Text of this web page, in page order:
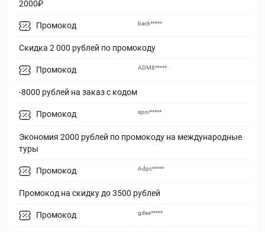
2000₽
Промокод
Скидка 2 000 рублей по промокоду
back*****
Промокод
-8000 рублей на заказ с кодом
ADM8*****
Промокод
Экономия 2000 рублей по промокоду на международные
туры
spor*****
Промокод
Промокод на скидку до 3500 рублей
Adpc*****
Промокод gdes*****